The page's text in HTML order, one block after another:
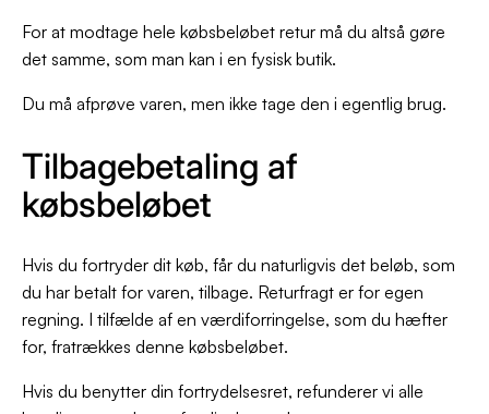
For at modtage hele købsbeløbet retur må du altså gøre
det samme, som man kan i en fysisk butik.
Du må afprøve varen, men ikke tage den i egentlig brug.
Tilbagebetaling af
købsbeløbet
Hvis du fortryder dit køb, får du naturligvis det beløb, som
du har betalt for varen, tilbage. Returfragt er for egen
regning. I tilfælde af en værdiforringelse, som du hæfter
for, fratrækkes denne købsbeløbet.
Hvis du benytter din fortrydelsesret, refunderer vi alle